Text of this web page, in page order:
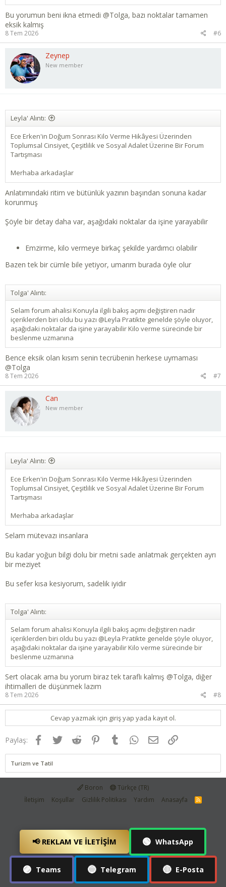
Bu yorumun beni ikna etmedi @Tolga, bazı noktalar tamamen
eksik kalmış
8 Tem 2026 #6
Zeynep
New member
Leyla' Alıntı:
Ece Erken'in Doğum Sonrası Kilo Verme Hikâyesi Üzerinden
Toplumsal Cinsiyet, Çeşitlilik ve Sosyal Adalet Üzerine Bir Forum
Tartışması
Merhaba arkadaşlar
Anlatımındaki ritim ve bütünlük yazının başından sonuna kadar
korunmuş
Şöyle bir detay daha var, aşağıdaki noktalar da işine yarayabilir
Emzirme, kilo vermeye birkaç şekilde yardımcı olabilir
Bazen tek bir cümle bile yetiyor, umarım burada öyle olur
Tolga' Alıntı:
Selam forum ahalisi Konuyla ilgili bakış açımı değiştiren nadir
içeriklerden biri oldu bu yazı @Leyla Pratikte genelde şöyle oluyor,
aşağıdaki noktalar da işine yarayabilir Kilo verme sürecinde bir
beslenme uzmanına
Bence eksik olan kısım senin tecrübenin herkese uymaması
@Tolga
8 Tem 2026 #7
Can
New member
Leyla' Alıntı:
Ece Erken'in Doğum Sonrası Kilo Verme Hikâyesi Üzerinden
Toplumsal Cinsiyet, Çeşitlilik ve Sosyal Adalet Üzerine Bir Forum
Tartışması
Merhaba arkadaşlar
Selam mütevazı insanlara
Bu kadar yoğun bilgi dolu bir metni sade anlatmak gerçekten ayrı
bir meziyet
Bu sefer kısa kesiyorum, sadelik iyidir
Tolga' Alıntı:
Selam forum ahalisi Konuyla ilgili bakış açımı değiştiren nadir
içeriklerden biri oldu bu yazı @Leyla Pratikte genelde şöyle oluyor,
aşağıdaki noktalar da işine yarayabilir Kilo verme sürecinde bir
beslenme uzmanına
Sert olacak ama bu yorum biraz tek taraflı kalmış @Tolga, diğer
ihtimalleri de düşünmek lazım
8 Tem 2026 #8
Cevap yazmak için giriş yap yada kayıt ol.
Paylaş: Facebook
TwitterReddit PinterestTumblrWhatsApp
E-postaLink
Turizm ve Tatil
Boron
Türkçe (TR)
İletişim
Koşullar Gizlilik Politikası Yardım Anasayfa
R
📢 REKLAM VE İLETIŞIM 🟢 WhatsApp
🟣 Teams 🔵 Telegram 🔴 E-Posta